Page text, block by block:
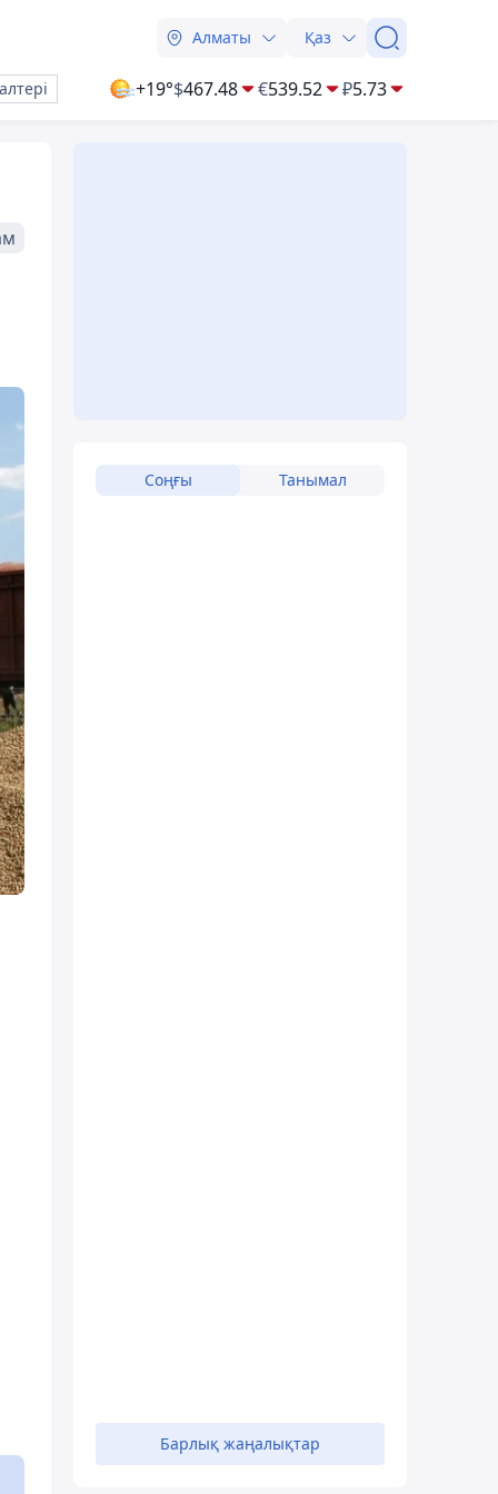
Алматы Қаз
+19°$467.48 €539.52 ₽5.73
Соңғы Танымал
Барлық жаңалықтар